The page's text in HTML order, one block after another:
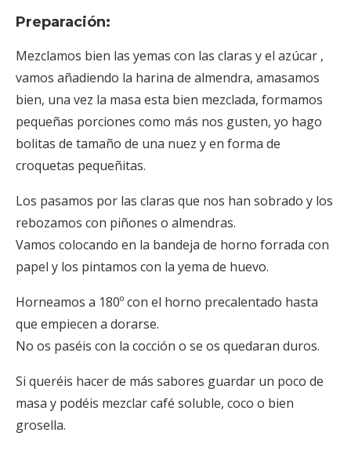
Preparación:
Mezclamos bien las yemas con las claras y el azúcar ,
vamos añadiendo la harina de almendra, amasamos
bien, una vez la masa esta bien mezclada, formamos
pequeñas porciones como más nos gusten, yo hago
bolitas de tamaño de una nuez y en forma de
croquetas pequeñitas.
Los pasamos por las claras que nos han sobrado y los
rebozamos con piñones o almendras.
Vamos colocando en la bandeja de horno forrada con
papel y los pintamos con la yema de huevo.
Horneamos a 180º con el horno precalentado hasta
que empiecen a dorarse.
No os paséis con la cocción o se os quedaran duros.
Si queréis hacer de más sabores guardar un poco de
masa y podéis mezclar café soluble, coco o bien
grosella.